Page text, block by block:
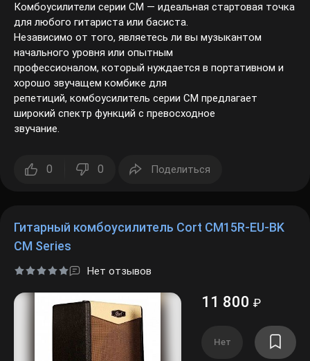
Комбоусилители серии CM — идеальная стартовая точка
для любого гитариста или басиста.
Независимо от того, являетесь ли вы музыкантом
начального уровня или опытным
профессионалом, который нуждается в портативном и
хорошо звучащем комбике для
репетиций, комбоусилитель серии CM предлагает
широкий спектр функций с превосходное
звучание.
0 0 Поделиться
Гитарный комбоусилитель Cort CM15R-EU-BK
CM Series
Нет отзывов
11 800 ₽
Нет